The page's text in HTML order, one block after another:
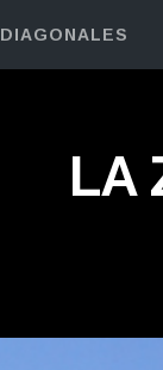
DIAGONALES
LA